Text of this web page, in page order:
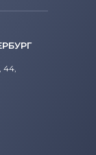
44,